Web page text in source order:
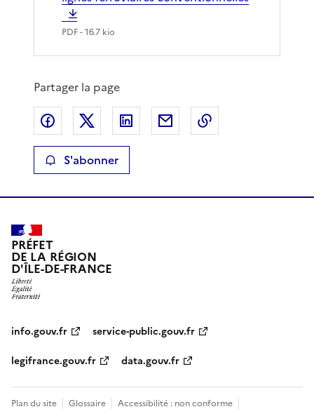
PDF- 16.7 kio
Partager la page
Partager sur Facebook
Partager sur XPartager sur LinkedIn
Partager par email
S'abonner
PRÉFET
DE LA RÉGION
D'ÎLE-DE-FRANCE
info.gouv.fr
service-public.gouv.fr
legifrance.gouv.fr
data.gouv.fr
Plan du site Glossaire Accessibilité : non conforme